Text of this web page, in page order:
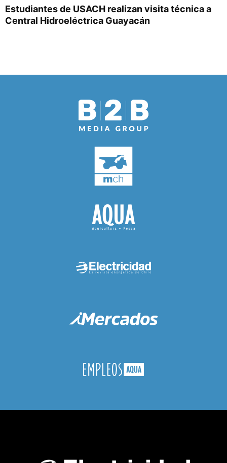
Estudiantes de USACH realizan visita técnica a
Central Hidroeléctrica Guayacán